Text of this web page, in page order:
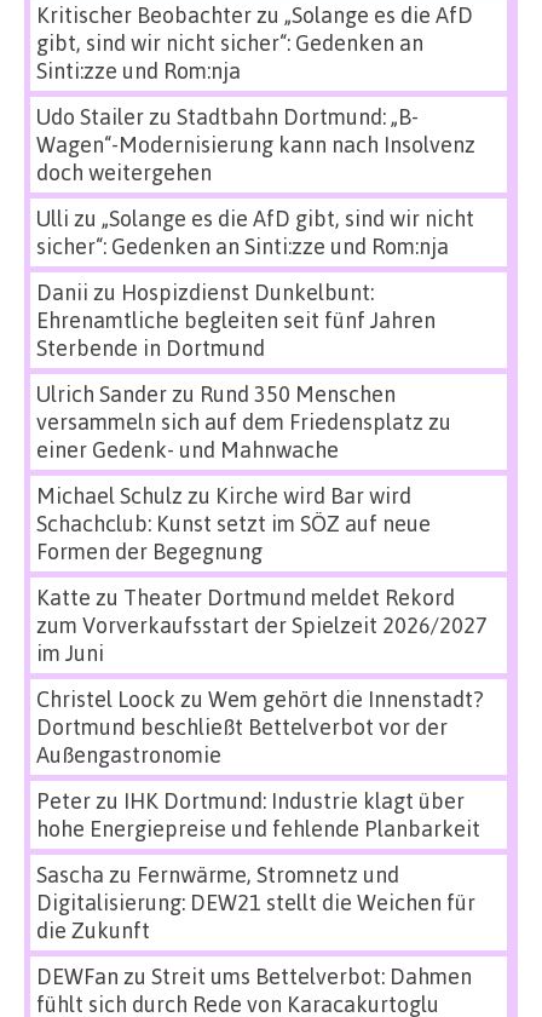
Kritischer Beobachterzu „Solange es die AfD
gibt, sind wir nicht sicher“: Gedenken an
Sinti:zze und Rom:nja
Udo Stailerzu Stadtbahn Dortmund: „B-
Wagen“-Modernisierung kann nach Insolvenz
doch weitergehen
Ulli zu „Solange es die AfD gibt, sind wir nicht
sicher“: Gedenken an Sinti:zze und Rom:nja
Danii zu Hospizdienst Dunkelbunt:
Ehrenamtliche begleiten seit fünf Jahren
Sterbende in Dortmund
Ulrich Sanderzu Rund 350 Menschen
versammeln sich auf dem Friedensplatz zu
einer Gedenk- und Mahnwache
Michael Schulz zu Kirche wird Bar wird
Schachclub: Kunst setzt im SÖZ auf neue
Formen der Begegnung
Katte zu Theater Dortmund meldet Rekord
zum Vorverkaufsstart der Spielzeit 2026/2027
im Juni
Christel Loock zu Wem gehört die Innenstadt?
Dortmund beschließt Bettelverbot vor der
Außengastronomie
Peterzu IHK Dortmund: Industrie klagt über
hohe Energiepreise und fehlende Planbarkeit
Sascha zu Fernwärme, Stromnetz und
Digitalisierung: DEW21 stellt die Weichen für
die Zukunft
DEWFan zu Streit ums Bettelverbot: Dahmen
fühlt sich durch Rede von Karacakurtoglu